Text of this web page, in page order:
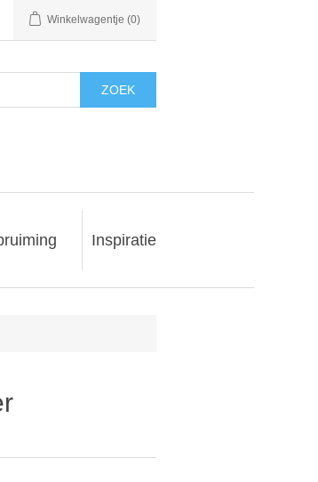
Winkelwagentje (0)
ZOEK
Inspiratie